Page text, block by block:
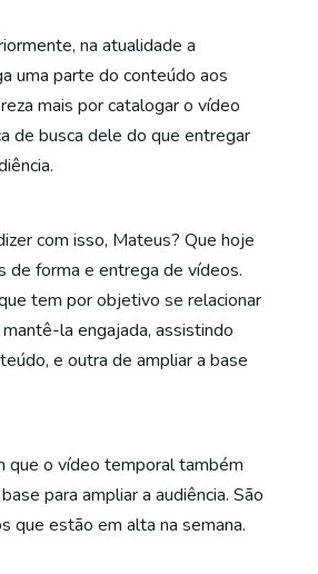
na atualidade a
uma parte do conteúdo aos
mais por catalogar o vídeo
de busca dele do que entregar
com isso, Mateus? Que hoje
de forma e entrega de vídeos.
tem por objetivo se relacionar
la engajada, assistindo
e outra de ampliar a base
que o vídeo temporal também
para ampliar a audiência. São
que estão em alta na semana.